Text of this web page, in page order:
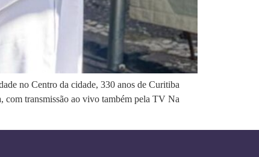
no Centro da cidade, 330 anos de Curitiba
com transmissão ao vivo também pela TV Na